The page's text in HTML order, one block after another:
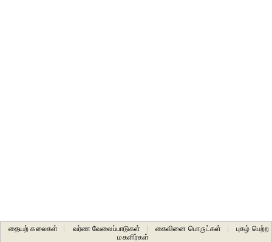
தையற் கலைகள் வர்ண வேலைப்பாடுகள் கைவினை பொருட்கள்
புகழ் பெற்ற
மகளிர்கள்